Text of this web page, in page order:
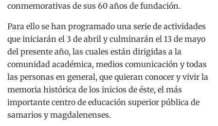
conmemorativas de sus 60 años de fundación.
Para ello se han programado una serie de actividades
que iniciarán el 3 de abril y culminarán el 13 de mayo
del presente año, las cuales están dirigidas a la
comunidad académica, medios comunicación y todas
las personas en general, que quieran conocer y vivir la
memoria histórica de los inicios de éste, el más
importante centro de educación superior pública de
samarios y magdalenenses.